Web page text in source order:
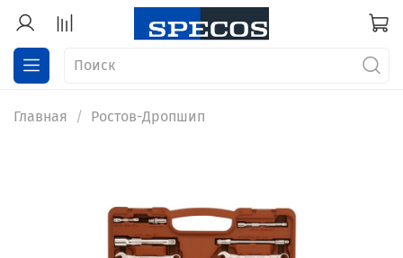
Главная Ростов-Дропшип